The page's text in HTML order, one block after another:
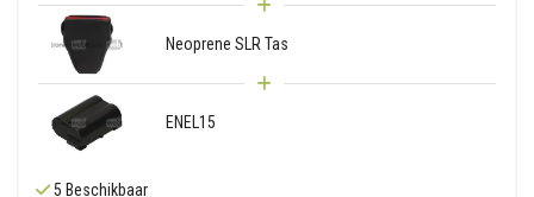
Neoprene SLR Tas
ENEL15
5 Beschikbaar